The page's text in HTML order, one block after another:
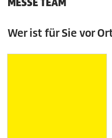
Wer ist für Sie vor